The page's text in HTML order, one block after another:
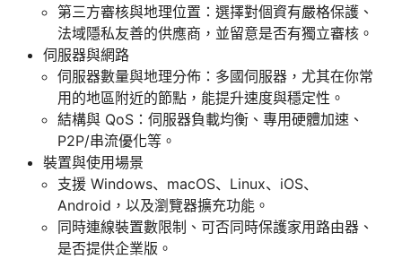
第三方審核與地理位置：選擇對個資有嚴格保護、
法域隱私友善的供應商，並留意是否有獨立審核。
伺服器與網路
伺服器數量與地理分佈：多國伺服器，尤其在你常
用的地區附近的節點，能提升速度與穩定性。
結構與 QoS：伺服器負載均衡、專用硬體加速、
P2P/串流優化等。
裝置與使用場景
支援 Windows、macOS、Linux、iOS、
Android，以及瀏覽器擴充功能。
同時連線裝置數限制、可否同時保護家用路由器、
是否提供企業版。